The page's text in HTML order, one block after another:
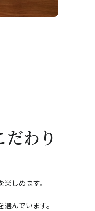
わり
しめます。
んでいます。